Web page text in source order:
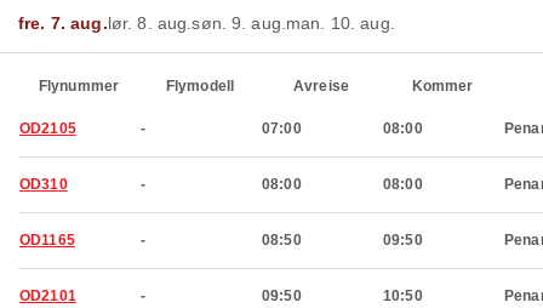
fre. 7. aug.lør. 8. aug.søn. 9. aug. man. 10. aug.
Flynummer Flymodell Avreise Kommer
OD2105 - 07:00 08:00
OD310 - 08:00 08:00
OD1165 - 08:50 09:50
OD2101 - 09:50 10:50